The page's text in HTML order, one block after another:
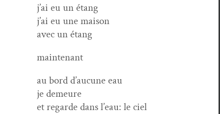
j’ai eu un étang
j’ai eu une maison
avec un étang
main­tenant
au bord d’aucune eau
je demeure
et regarde dans l’eau: le ciel